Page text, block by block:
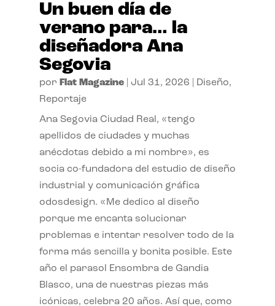
Un buen día de
verano para… la
diseñadora Ana
Segovia
por Flat Magazine| Jul 31, 2026 Diseño,
Reportaje
Ana Segovia Ciudad Real, «tengo
apellidos de ciudades y muchas
anécdotas debido a mi nombre», es
socia co-fundadora del estudio de diseño
industrial y comunicación gráfica
odosdesign. «Me dedico al diseño
porque me encanta solucionar
problemas e intentar resolver todo de la
forma más sencilla y bonita posible. Este
año el parasol Ensombra de Gandia
Blasco, una de nuestras piezas más
icónicas, celebra 20 años. Así que, como